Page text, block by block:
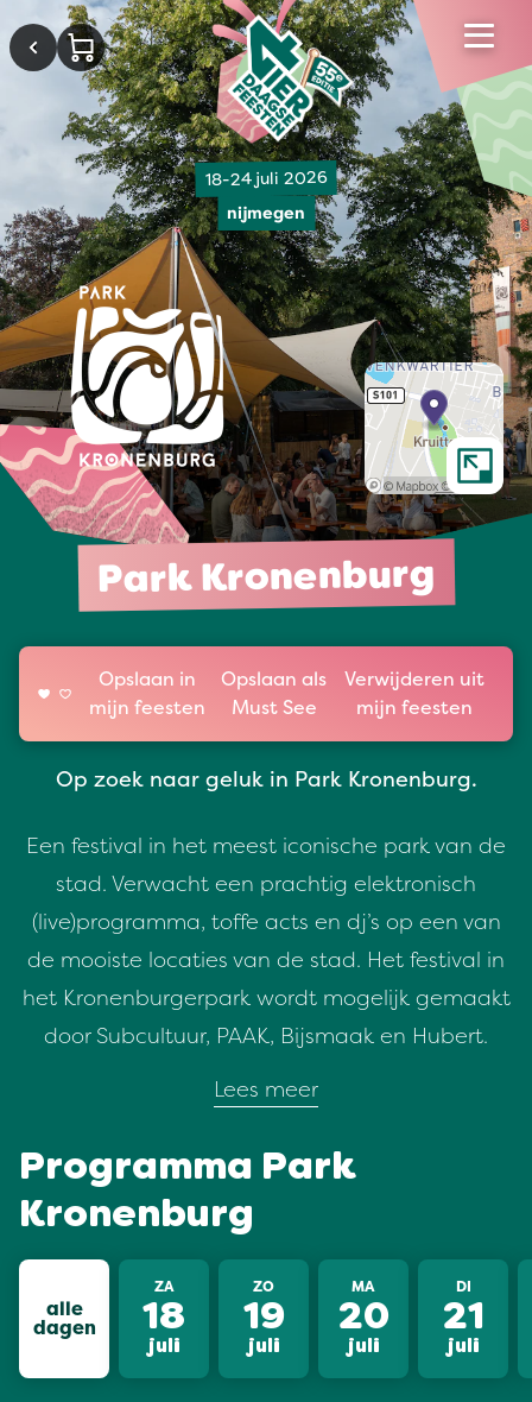
18-24 juli 2026
nijmegen
Park Kronenburg
Opslaan in
mijn feesten
Opslaan als
Must See
Verwijderen uit
mijn feesten
Op zoek naar geluk in Park Kronenburg.
Een festival in het meest iconische park van de
stad. Verwacht een prachtig elektronisch
(live)programma, toffe acts en dj’s op een van
de mooiste locaties van de stad. Het festival in
het Kronenburgerpark wordt mogelijk gemaakt
door Subcultuur, PAAK, Bijsmaak en Hubert.
Lees meer
Programma Park
Kronenburg
alle
dagen
ZA
18
juli
ZO
19
juli
MA
20
juli
DI
21
juli